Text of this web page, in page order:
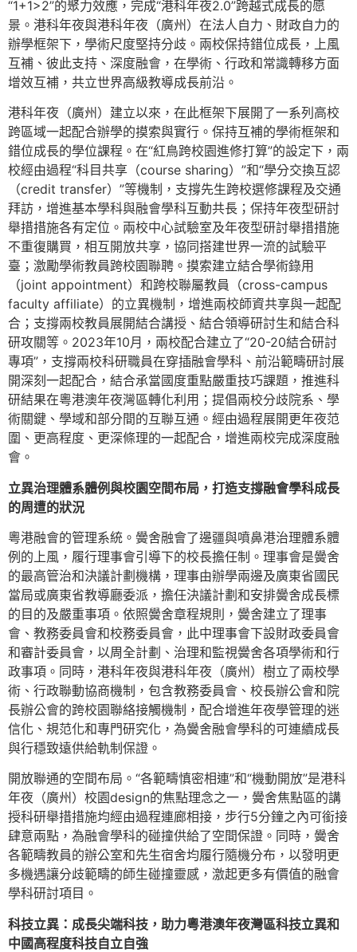
“1+1>2”的聚力效應，完成“港科年夜2.0”跨越式成長的愿
景。港科年夜與港科年夜（廣州）在法人自力、財政自力的
辦學框架下，學術尺度堅持分歧。兩校保持錯位成長，上風
互補、彼此支持、深度融會，在學術、行政和常識轉移方面
增效互補，共立世界高級教導成長前沿。
港科年夜（廣州）建立以來，在此框架下展開了一系列高校
跨區域一起配合辦學的摸索與實行。保持互補的學術框架和
錯位成長的學位課程。在“紅鳥跨校園進修打算”的設定下，兩
校經由過程“科目共享（course sharing）”和“學分交換互認
（credit transfer）”等機制，支撐先生跨校選修課程及交通
拜訪，增進基本學科與融會學科互動共長；保持年夜型研討
舉措措施各有定位。兩校中心試驗室及年夜型研討舉措措施
不重復購買，相互開放共享，協同搭建世界一流的試驗平
臺；激勵學術教員跨校園聯聘。摸索建立結合學術錄用
（joint appointment）和跨校聯屬教員（cross-campus
faculty affiliate）的立異機制，增進兩校師資共享與一起配
合；支撐兩校教員展開結合講授、結合領導研討生和結合科
研攻關等。2023年10月，兩校配合建立了“20-20結合研討
專項”，支撐兩校科研職員在穿插融會學科、前沿範疇研討展
開深刻一起配合，結合承當國度重點嚴重技巧課題，推進科
研結果在粵港澳年夜灣區轉化利用；提倡兩校分歧院系、學
術關鍵、學域和部分間的互聯互通。經由過程展開更年夜范
圍、更高程度、更深條理的一起配合，增進兩校完成深度融
會。
立異治理體系體例與校園空間布局，打造支撐融會學科成長
的周遭的狀況
粵港融會的管理系統。黌舍融會了邊疆與噴鼻港治理體系體
例的上風，履行理事會引導下的校長擔任制。理事會是黌舍
的最高管治和決議計劃機構，理事由辦學兩邊及廣東省國民
當局或廣東省教導廳委派，擔任決議計劃和安排黌舍成長標
的目的及嚴重事項。依照黌舍章程規則，黌舍建立了理事
會、教務委員會和校務委員會，此中理事會下設財政委員會
和審計委員會，以周全計劃、治理和監視黌舍各項學術和行
政事項。同時，港科年夜與港科年夜（廣州）樹立了兩校學
術、行政聯動協商機制，包含教務委員會、校長辦公會和院
長辦公會的跨校園聯絡接觸機制，配合增進年夜學管理的迷
信化、規范化和專門研究化，為黌舍融會學科的可連續成長
與行穩致遠供給軌制保證。
開放聯通的空間布局。“各範疇慎密相連”和“機動開放”是港科
年夜（廣州）校園design的焦點理念之一，黌舍焦點區的講
授科研舉措措施均經由過程連廊相接，步行5分鐘之內可銜接
肆意兩點，為融會學科的碰撞供給了空間保證。同時，黌舍
各範疇教員的辦公室和先生宿舍均履行隨機分布，以發明更
多機遇讓分歧範疇的師生碰撞靈感，激起更多有價值的融會
學科研討項目。
科技立異：成長尖端科技，助力粵港澳年夜灣區科技立異和
中國高程度科技自立自強